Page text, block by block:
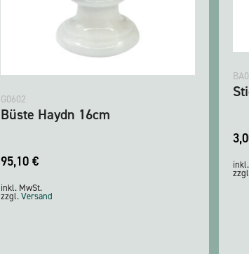
G0602
Büste Haydn 16cm
95,10 €
inkl. MwSt.
zzgl.Versand